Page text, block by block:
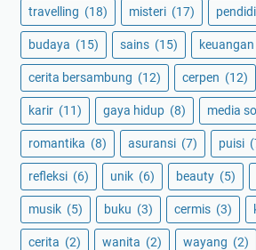
travelling (18) misteri (17)
budaya (15) sains (15) keuangan
cerita bersambung (12) cerpen (12)
karir (11) gaya hidup (8) media
romantika (8) asuransi (7) puisi
refleksi (6) unik (6) beauty (5)
musik (5) buku (3) cermis (3)
cerita (2) wanita (2) wayang (2)